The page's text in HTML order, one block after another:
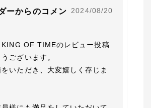
ーからのコメン
2024/08/20
KING OF TIMEのレビュー投稿
ございます。
いただき、大変嬉しく存じま